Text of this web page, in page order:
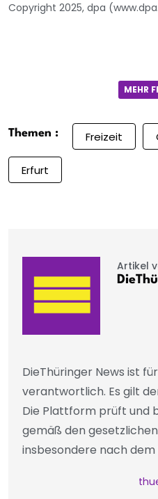
Copyright 2025, dpa
MEHR
Themen : Freizeit
Erfurt
Artikel
DieThüringer News ist
verantwortlich. Es gilt
Die Plattform prüft und
gemäß den
insbesondere nach dem